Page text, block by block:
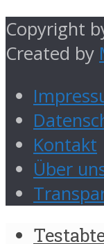
Copyright
Created by
Kontakt
Über